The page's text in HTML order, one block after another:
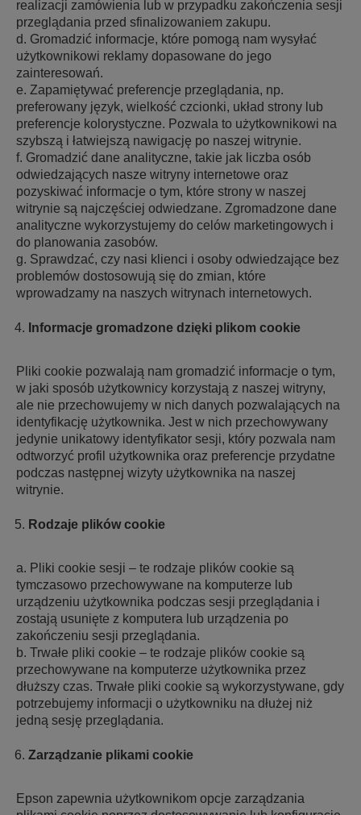
realizacji zamówienia lub w przypadku zakończenia sesji
przeglądania przed sfinalizowaniem zakupu.
d. Gromadzić informacje, które pomogą nam wysyłać
użytkownikowi reklamy dopasowane do jego
zainteresowań.
e. Zapamiętywać preferencje przeglądania, np.
preferowany język, wielkość czcionki, układ strony lub
preferencje kolorystyczne. Pozwala to użytkownikowi na
szybszą i łatwiejszą nawigację po naszej witrynie.
f. Gromadzić dane analityczne, takie jak liczba osób
odwiedzających nasze witryny internetowe oraz
pozyskiwać informacje o tym, które strony w naszej
witrynie są najczęściej odwiedzane. Zgromadzone dane
analityczne wykorzystujemy do celów marketingowych i
do planowania zasobów.
g. Sprawdzać, czy nasi klienci i osoby odwiedzające bez
problemów dostosowują się do zmian, które
wprowadzamy na naszych witrynach internetowych.
Informacje gromadzone dzięki plikom cookie
Pliki cookie pozwalają nam gromadzić informacje o tym,
w jaki sposób użytkownicy korzystają z naszej witryny,
ale nie przechowujemy w nich danych pozwalających na
identyfikację użytkownika. Jest w nich przechowywany
jedynie unikatowy identyfikator sesji, który pozwala nam
odtworzyć profil użytkownika oraz preferencje przydatne
podczas następnej wizyty użytkownika na naszej
witrynie.
Rodzaje plików cookie
a. Pliki cookie sesji – te rodzaje plików cookie są
tymczasowo przechowywane na komputerze lub
urządzeniu użytkownika podczas sesji przeglądania i
zostają usunięte z komputera lub urządzenia po
zakończeniu sesji przeglądania.
b. Trwałe pliki cookie – te rodzaje plików cookie są
przechowywane na komputerze użytkownika przez
dłuższy czas. Trwałe pliki cookie są wykorzystywane, gdy
potrzebujemy informacji o użytkowniku na dłużej niż
jedną sesję przeglądania.
Zarządzanie plikami cookie
Epson zapewnia użytkownikom opcje zarządzania